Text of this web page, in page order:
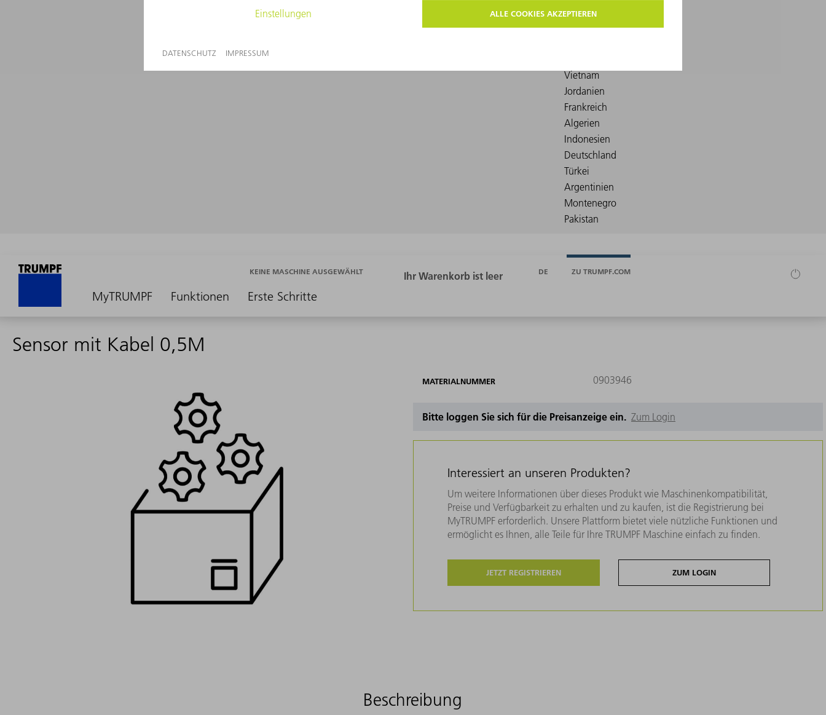
MyTRUMPF Funktionen Erste Schritte
KEINE MASCHINE AUSGEWÄHLT DE ZU TRUMPF.COM
Sensor mit Kabel 0,5M
MATERIALNUMMER 0903946
Bitte loggen Sie sich für die Preisanzeige ein. Zum Login
Interessiert an unseren Produkten?
Um weitere Informationen über dieses Produkt wie Maschinenkompatibilität,
Preise und Verfügbarkeit zu erhalten und zu kaufen, ist die Registrierung bei
MyTRUMPF erforderlich. Unsere Plattform bietet viele nützliche Funktionen und
ermöglicht es Ihnen, alle Teile für Ihre TRUMPF Maschine einfach zu finden.
JETZT REGISTRIEREN ZUM LOGIN
Beschreibung